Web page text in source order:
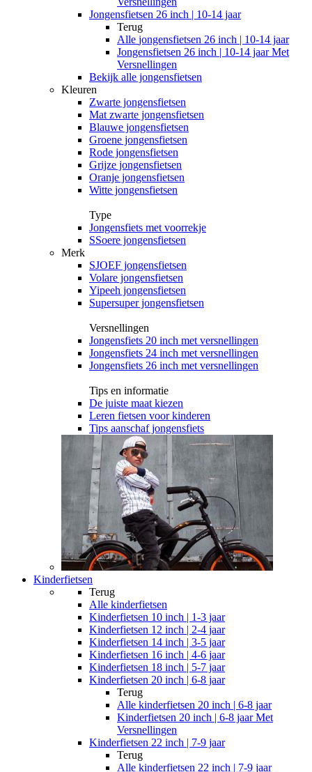
Jongensfietsen 26 inch | 10-14 jaar
Terug
Alle jongensfietsen 26 inch | 10-14 jaar
Jongensfietsen 26 inch | 10-14 jaar Met
Versnellingen
Bekijk alle jongensfietsen
Kleuren
Zwarte jongensfietsen
Mat zwarte jongensfietsen
Blauwe jongensfietsen
Groene jongensfietsen
Rode jongensfietsen
Grijze jongensfietsen
Oranje jongensfietsen
Witte jongensfietsen
Type
Jongensfiets met voorrekje
SSoere jongensfietsen
Merk
SJOEF jongensfietsen
Volare jongensfietsen
Yipeeh jongensfietsen
Supersuper jongensfietsen
Versnellingen
Jongensfiets 20 inch met versnellingen
Jongensfiets 24 inch met versnellingen
Jongensfiets 26 inch met versnellingen
Tips en informatie
De juiste maat kiezen
Leren fietsen voor kinderen
Tips aanschaf jongensfiets
Kinderfietsen
Terug
Alle kinderfietsen
Kinderfietsen 10 inch | 1-3 jaar
Kinderfietsen 12 inch | 2-4 jaar
Kinderfietsen 14 inch | 3-5 jaar
Kinderfietsen 16 inch | 4-6 jaar
Kinderfietsen 18 inch | 5-7 jaar
Kinderfietsen 20 inch | 6-8 jaar
Terug
Alle kinderfietsen 20 inch | 6-8 jaar
Kinderfietsen 20 inch | 6-8 jaar Met
Versnellingen
Kinderfietsen 22 inch | 7-9 jaar
Terug
Alle kinderfietsen 22 inch | 7-9 jaar